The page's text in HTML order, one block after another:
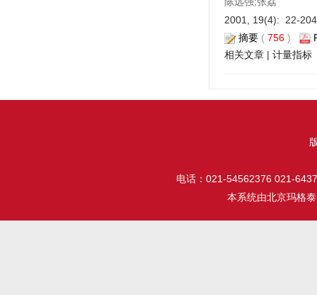
2001, 19(4): 22-
摘要 ( 756 )
相关文章 | 计量指标
电话：021-54562376 021-
本系统由北京玛格